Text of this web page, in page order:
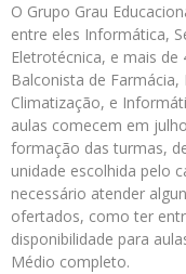
O Grupo Grau
entre eles Informática,
Eletrotécnica, e mais
Balconista de
Climatização, e
aulas comecem em
formação das turmas,
unidade escolhida pelo
necessário atender
ofertados, como ter
disponibilidade para
Médio completo.